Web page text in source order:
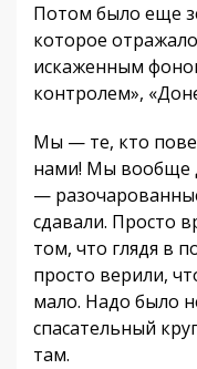
Потом было еще
которое
искаженным
контролем»,
Мы — те, кто
нами! Мы вообще
—
сдавали. Просто
том, что глядя в
просто верили,
мало. Надо было
спасательный
там.